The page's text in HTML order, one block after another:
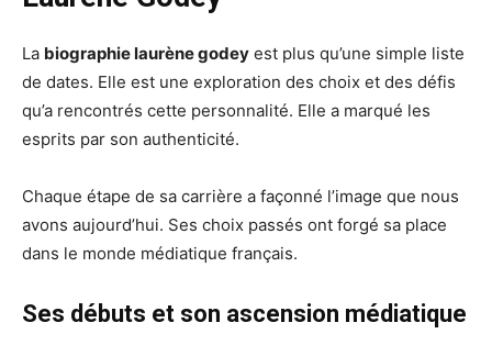
La biographie laurène godey est plus qu’une simple liste
de dates. Elle est une exploration des choix et des défis
qu’a rencontrés cette personnalité. Elle a marqué les
esprits par son authenticité.
Chaque étape de sa carrière a façonné l’image que nous
avons aujourd’hui. Ses choix passés ont forgé sa place
dans le monde médiatique français.
Ses débuts et son ascension médiatique